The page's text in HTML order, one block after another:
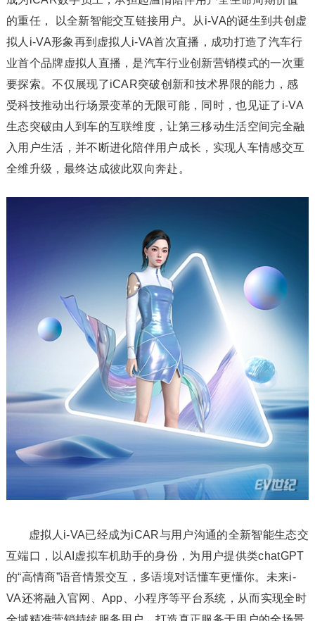
的重任， 以全新智能交互链接用户。从i-VA的诞生到共创虚
拟人i-VA形象再到虚拟人i-VA首次直播，成功打造了汽车行
业首个品牌虚拟人直播，是汽车行业创新营销模式的一次重
要探索。不仅展现了iCAR突破创新和技术界限的能力，感
受科技推动出行场景变革的无限可能，同时，也见证了i-VA
生态突破由人到车的互联维度，让第三移动生活空间完全融
入用户生活，并不断进化陪伴用户成长，实现人车情感交互
全维升级，最终达成彼此双向奔赴。
虚拟人i-VA已经成为iCAR与用户沟通的全新智能生态交
互端口，以AI虚拟车机助手的身份，为用户提供类chatGPT
的“高情商”语音情景交互，多语境对话懂车更懂你。未来i-
VA还将融入官网、App、小程序等平台系统，从而实现全时